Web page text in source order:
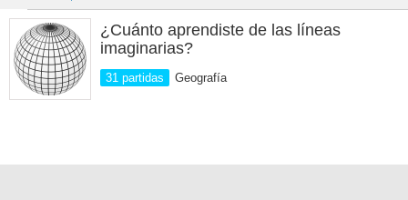
¿Cuánto aprendiste de las líneas
imaginarias?
31 partidas Geografía